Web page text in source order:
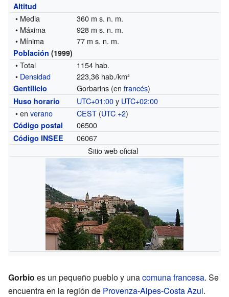
Altitud
• Media
360 m s. n. m.
• Máxima
928 m s. n. m.
• Mínima
77 m s. n. m.
Población (1999)
• Total
1154 hab.
• Densidad 223,36 hab./km²
Gentilicio Gorbarins (enfrancés)
Huso horario UTC+01:00y UTC+02:00
• enverano CEST (UTC +2)
Código postal 06500
Código INSEE
06067
Sitio web oficial
Gorbio es un pequeño pueblo y unacomuna francesa. Se
encuentra en la región de Provenza-Alpes-Costa Azul.